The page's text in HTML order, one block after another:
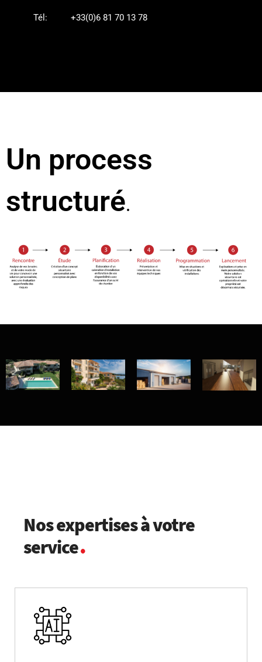
Tél: +33(0)6 81 70 13 78
Un process
structuré.
Nos expertises à votre
service.